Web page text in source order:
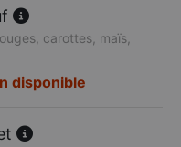
carottes, maïs,
disponible